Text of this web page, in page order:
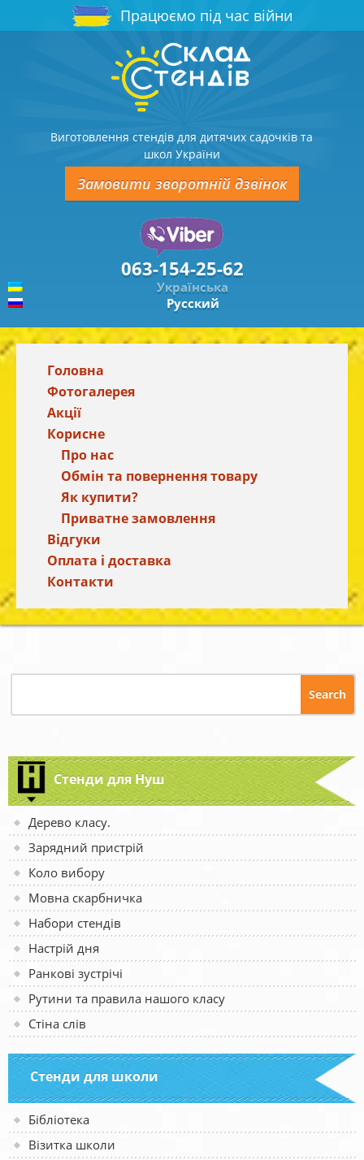
Працюємо під час війни
Виготовлення стендів для дитячих садочків та
школ України
Замовити зворотній дзвінок
063-154-25-62
Українська
Русский
Головна
Фотогалерея
Акції
Корисне
Про нас
Обмін та повернення товару
Як купити?
Приватне замовлення
Відгуки
Оплата і доставка
Контакти
Стенди для Нуш
Дерево класу.
Зарядний пристрій
Коло вибору
Мовна скарбничка
Набори стендів
Настрій дня
Ранкові зустрічі
Рутини та правила нашого класу
Стіна слів
Стенди для школи
Бібліотека
Візитка школи